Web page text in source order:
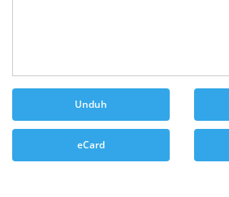
Unduh
eCard